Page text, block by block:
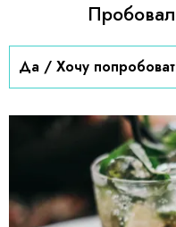
Да / Хочу